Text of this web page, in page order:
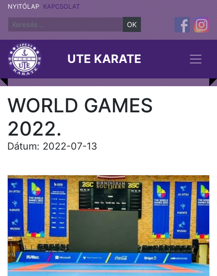
NYITÓLAP KAPCSOLAT
OK
UTE KARATE
WORLD GAMES
2022.
Dátum: 2022-07-13